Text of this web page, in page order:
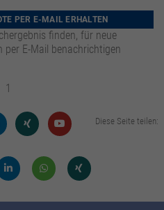
PER E-MAIL ERHALTEN
finden, für neue
per E-Mail benachrichtigen
1
Diese Seite teilen:
Linkdin WhatsappXing
der Webseite.